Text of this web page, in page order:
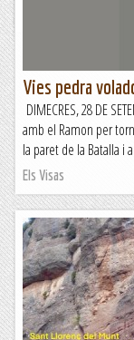
Vies pedra
DIMECRES, 28 DE
amb el Ramon per
la paret de la Batalla i
Els Visas